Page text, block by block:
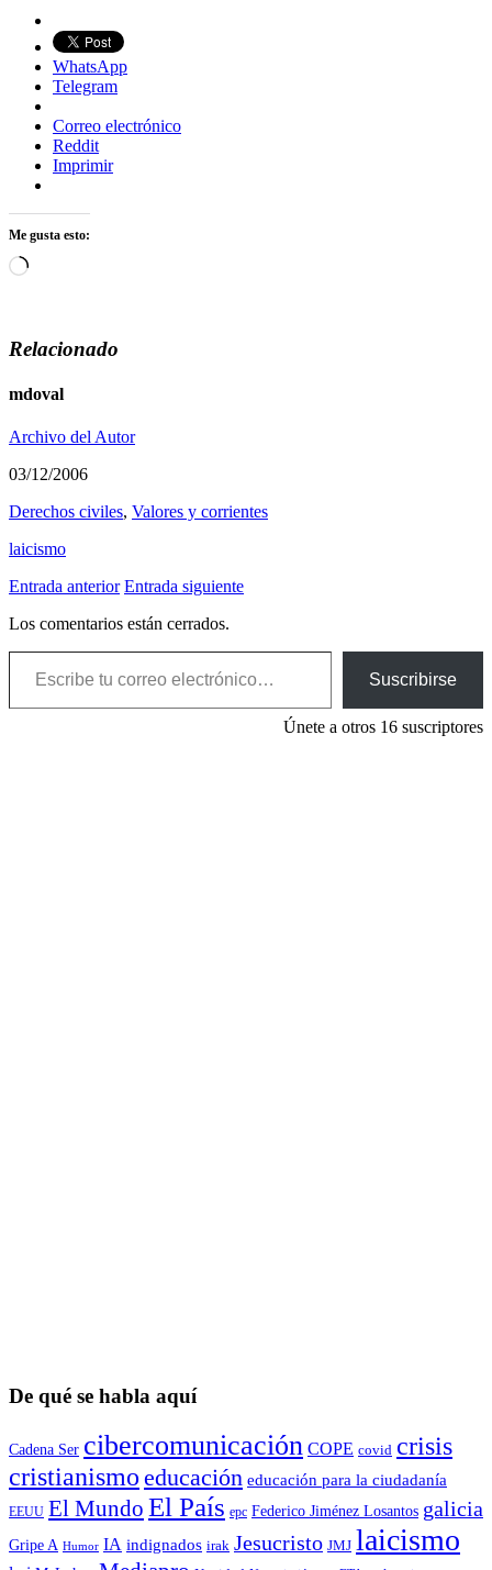
WhatsApp
Telegram
Correo electrónico
Reddit
Imprimir
Me gusta esto:
Cargando...
Relacionado
mdoval
Archivo del Autor
03/12/2006
Derechos civiles, Valores y corrientes
laicismo
Entrada anterior Entrada siguiente
Los comentarios están cerrados.
Escribe tu correo electrónico…
Suscribirse
Únete a otros 16 suscriptores
De qué se habla aquí
Cadena Ser cibercomunicación COPE covid crisis
cristianismo educación educación para la ciudadaní­a
EEUU El Mundo El País epc Federico Jiménez Losantos galicia
Gripe A Humor IA indignados irak Jesucristo JMJ laicismo